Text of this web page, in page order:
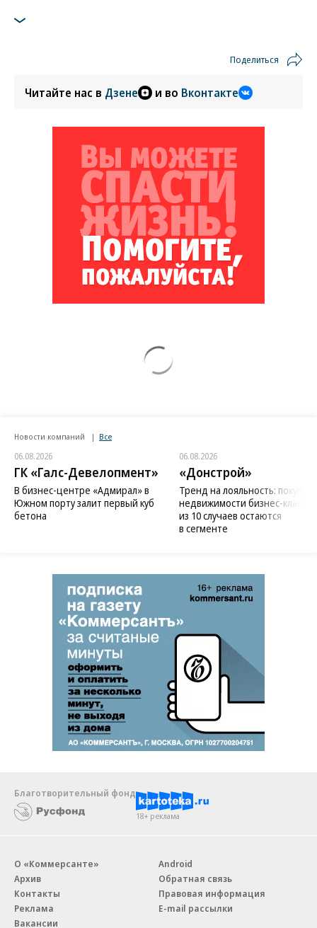
Поделиться
Читайте нас в Дзене и во Вконтакте
Новости компаний Все
06.08.2026
ГК «Галс-Девелопмент»
В бизнес-центре «Адмирал» в
Южном порту залит первый куб
бетона
06.08.2026
«Донстрой»
Тренд на лояльность:
недвижимости бизнес-класса
из 10 случаев остаются
в сегменте
Благотворительный фонд
18+ реклама
О «Коммерсанте»
Архив
Контакты
Реклама
Вакансии
Android
Обратная связь
Правовая информация
E-mail рассылки